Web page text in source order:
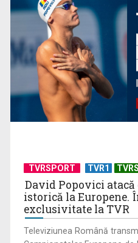
TVRSPORT TVR1
David Popovici
istorică la Europene.
exclusivitate la TVR
Televiziunea Română